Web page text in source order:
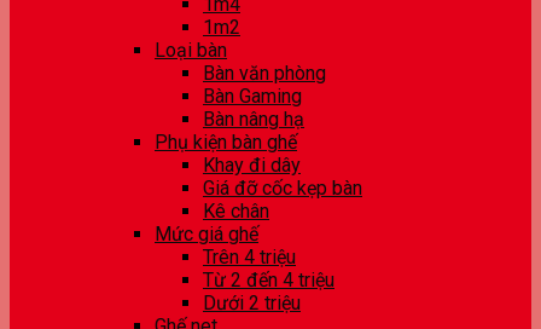
1m2
Loại bàn
Bàn văn phòng
Bàn Gaming
Bàn nâng hạ
Phụ kiện bàn ghế
Khay đi dây
Giá đỡ cốc kẹp bàn
Kê chân
Mức giá ghế
Trên 4 triệu
Từ 2 đến 4 triệu
Dưới 2 triệu